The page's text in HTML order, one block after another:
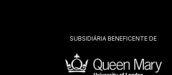
SUBSIDIÁRIA BENEFICENTE DE